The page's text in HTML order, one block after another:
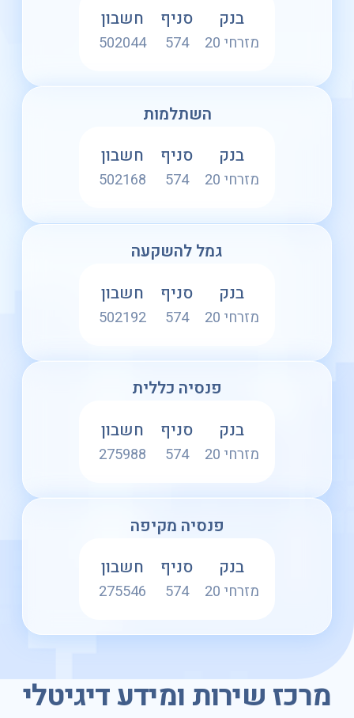
בנק
מזרחי 20
סניף
574
חשבון
502044
השתלמות
בנק
מזרחי 20
סניף
574
חשבון
502168
גמל להשקעה
בנק
מזרחי 20
סניף
574
חשבון
502192
פנסיה כללית
בנק
מזרחי 20
סניף
574
חשבון
275988
פנסיה מקיפה
בנק
מזרחי 20
סניף
574
חשבון
275546
מרכז שירות ומידע דיגיטלי